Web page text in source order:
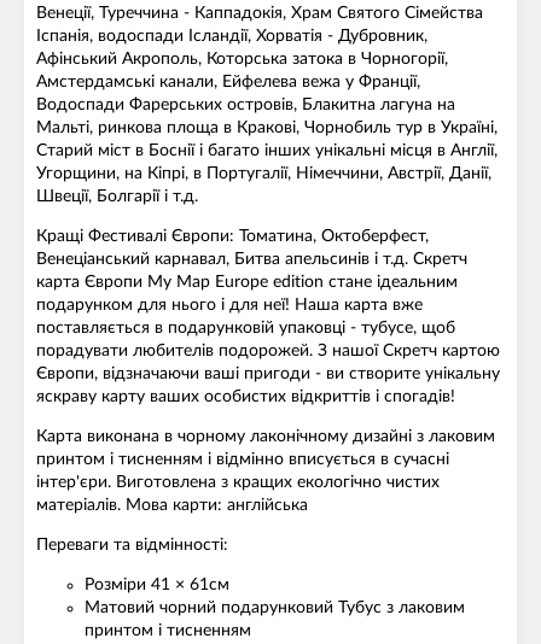
Венеції, Туреччина - Каппадокія, Храм Святого Сімейства
Іспанія, водоспади Ісландії, Хорватія - Дубровник,
Афінський Акрополь, Которська затока в Чорногорії,
Амстердамські канали, Ейфелева вежа у Франції,
Водоспади Фарерських островів, Блакитна лагуна на
Мальті, ринкова площа в Кракові, Чорнобиль тур в Україні,
Старий міст в Боснії і багато інших унікальні місця в Англії,
Угорщини, на Кіпрі, в Португалії, Німеччини, Австрії, Данії,
Швеції, Болгарії і т.д.
Кращі Фестивалі Європи: Томатина, Октоберфест,
Венеціанський карнавал, Битва апельсинів і т.д. Скретч
карта Європи My Map Europe edition стане ідеальним
подарунком для нього і для неї! Наша карта вже
поставляється в подарунковій упаковці - тубусе, щоб
порадувати любителів подорожей. З нашої Скретч картою
Європи, відзначаючи ваші пригоди - ви створите унікальну
яскраву карту ваших особистих відкриттів і спогадів!
Карта виконана в чорному лаконічному дизайні з лаковим
принтом і тисненням і відмінно вписується в сучасні
інтер'єри. Виготовлена з кращих екологічно чистих
матеріалів. Мова карти: англійська
Переваги та відмінності:
Розміри 41 × 61см
Матовий чорний подарунковий Тубус з лаковим
принтом і тисненням